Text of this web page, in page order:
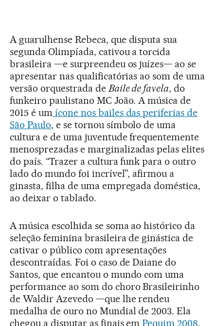
A guarulhense Rebeca, que disputa sua
segunda Olimpíada, cativou a torcida
brasileira —e surpreendeu os juízes— ao se
apresentar nas qualificatórias ao som de uma
versão orquestrada deBaile de favela, do
funkeiro paulistano MC João. A música de
2015 é umícone nos bailes das periferias de
São Paulo, e se tornou símbolo de uma
cultura e de uma juventude frequentemente
menosprezadas e marginalizadas pelas elites
do país. “Trazer a cultura funk para o outro
lado do mundo foi incrível”, afirmou a
ginasta, filha de uma empregada doméstica,
ao deixar o tablado.
A música escolhida se soma ao histórico da
seleção feminina brasileira de ginástica de
cativar o público com apresentações
descontraídas. Foi o caso de Daiane do
Santos, que encantou o mundo com uma
performance ao som do choro Brasileirinho
de Waldir Azevedo —que lhe rendeu
medalha de ouro no Mundial de 2003. Ela
chegou a disputar as finais emPequim 2008,